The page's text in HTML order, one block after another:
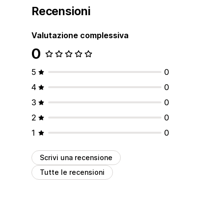
Recensioni
Valutazione complessiva
0
5
0
4
0
3
0
2
0
1
0
Scrivi una recensione
Tutte le recensioni